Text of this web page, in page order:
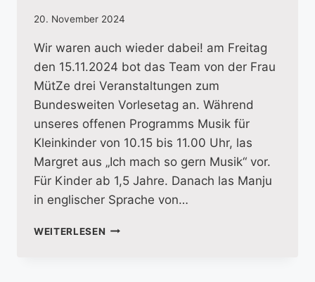
20. November 2024
Wir waren auch wieder dabei! am Freitag
den 15.11.2024 bot das Team von der Frau
MütZe drei Veranstaltungen zum
Bundesweiten Vorlesetag an. Während
unseres offenen Programms Musik für
Kleinkinder von 10.15 bis 11.00 Uhr, las
Margret aus „Ich mach so gern Musik“ vor.
Für Kinder ab 1,5 Jahre. Danach las Manju
in englischer Sprache von…
WEITERLESEN DER